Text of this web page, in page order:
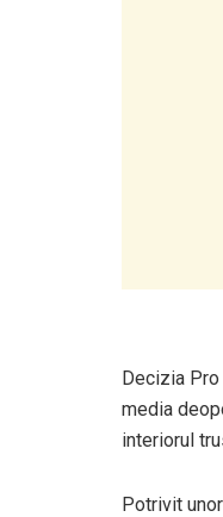
Decizia
media
interiorul
Potrivit